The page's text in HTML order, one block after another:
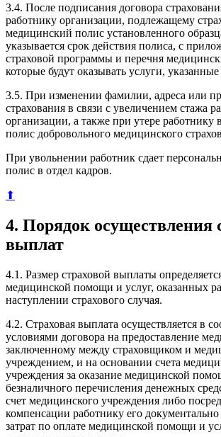
3.4. После подписания договора
работнику организации, подлежащему
медицинский полис установленного
указывается срок действия полиса, с
страховой программы и перечня
которые будут оказывать услуги,
3.5. При изменении фамилии, адреса или
страхования в связи с увеличением стажа
организации, а также при утере работнику
полис добровольного медицинского
При увольнении работник сдает
полис в отдел кадров.
⬆
4. Порядок осуществления
выплат
4.1. Размер страховой выплаты
медицинской помощи и услуг, оказанных
наступлении страхового случая.
4.2. Страховая выплата осуществляется в
условиями договора на предоставление
заключенному между страховщиком и
учреждением, и на основании счета
учреждения за оказание медицинской
безналичного перечисления денежных
счет медицинского учреждения либо
компенсации работнику его
затрат по оплате медицинской помощи и